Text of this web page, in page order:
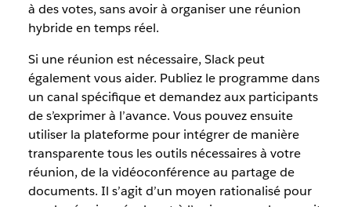
à des votes, sans avoir à organiser une réunion
hybride en temps réel.
Si une réunion est nécessaire, Slack peut
également vous aider. Publiez le programme dans
un canal spécifique et demandez aux participants
de s’exprimer à l’avance. Vous pouvez ensuite
utiliser la plateforme pour intégrer de manière
transparente tous les outils nécessaires à votre
réunion, de la vidéoconférence au partage de
documents. Il s’agit d’un moyen rationalisé pour